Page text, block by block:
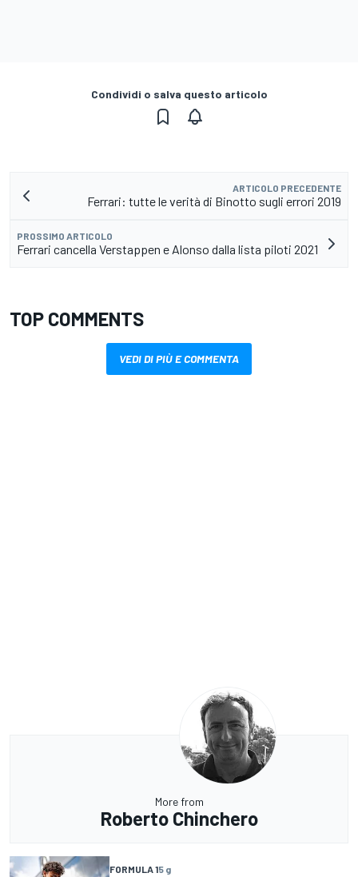
Condividi o salva questo articolo
ARTICOLO PRECEDENTE
Ferrari: tutte le verità di Binotto sugli errori 2019
PROSSIMO ARTICOLO
Ferrari cancella Verstappen e Alonso dalla lista piloti 2021
TOP COMMENTS
VEDI DI PIÙ E COMMENTA
More from
Roberto Chinchero
FORMULA 15 g